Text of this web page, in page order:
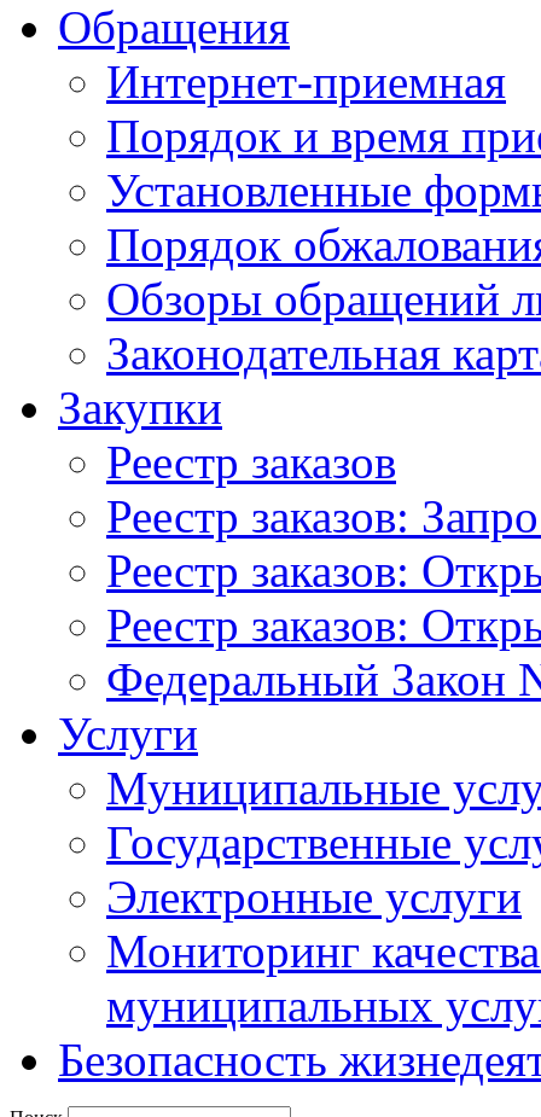
Обращения
Интернет-приемная
Порядок и время
Установленные
Порядок
Обзоры обращений
Законодательная
Закупки
Реестр заказов
Реестр заказов:
Реестр заказов:
Реестр заказов:
Федеральный Закон
Услуги
Муниципальные
Государственные
Электронные услуги
Мониторинг
муниципальных
Безопасность